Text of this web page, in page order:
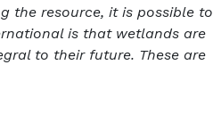
the resource, it is possible to
is that wetlands are
to their future. These are